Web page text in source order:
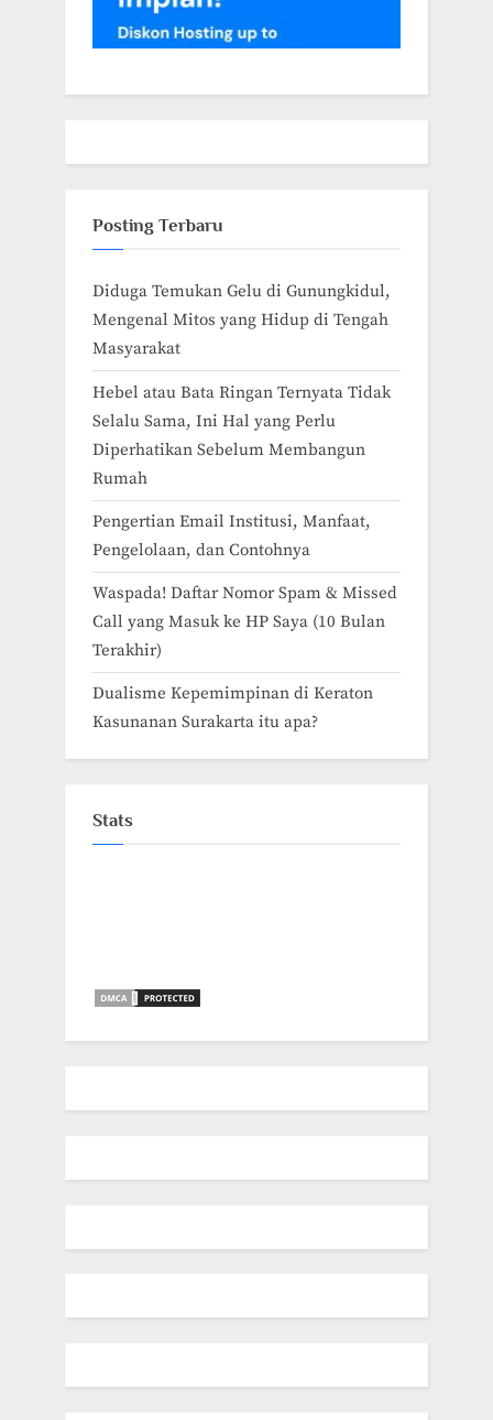
Posting Terbaru
Diduga Temukan Gelu di Gunungkidul,
Mengenal Mitos yang Hidup di Tengah
Masyarakat
Hebel atau Bata Ringan Ternyata Tidak
Selalu Sama, Ini Hal yang Perlu
Diperhatikan Sebelum Membangun
Rumah
Pengertian Email Institusi, Manfaat,
Pengelolaan, dan Contohnya
Waspada! Daftar Nomor Spam & Missed
Call yang Masuk ke HP Saya (10 Bulan
Terakhir)
Dualisme Kepemimpinan di Keraton
Kasunanan Surakarta itu apa?
Stats